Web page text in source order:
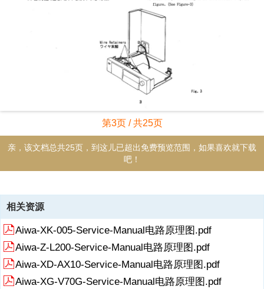
第3页 / 共25页
亲，该文档总共25页，到这儿已超出免费预览范围，如果喜欢就下载
吧！
资源描述
《Aiwa-ADF780-tape-sm维修电路图 手册.pdf》由会员分享，可在线阅
读，更多相关《Aiwa-ADF780-tape-sm维修电路图 手册.pdf（25页珍
藏版）》请在收音机爱好者资料库上搜索。
RadioFans.CN RadioFans.CN RadioFans.CN RadioFans.CN
RadioFans.CN RadioFans.CN RadioFans.CN RadioFans.CN
RadioFans.CN RadioFans.CN RadioFans.CN RadioFans.CN
相关资源
Aiwa-XK-005-Service-Manual电路原理图.pdf
Aiwa-Z-L200-Service-Manual电路原理图.pdf
Aiwa-XD-AX10-Service-Manual电路原理图.pdf
Aiwa-XG-V70G-Service-Manual电路原理图.pdf